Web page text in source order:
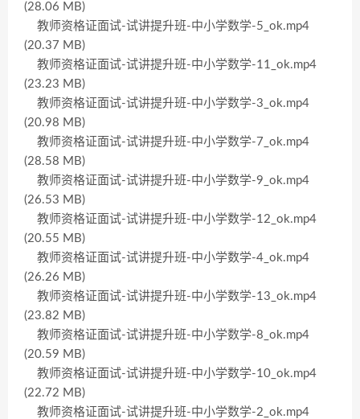
(28.06 MB)
教师资格证面试-试讲提升班-中小学数学-5_ok.mp4
(20.37 MB)
教师资格证面试-试讲提升班-中小学数学-11_ok.mp4
(23.23 MB)
教师资格证面试-试讲提升班-中小学数学-3_ok.mp4
(20.98 MB)
教师资格证面试-试讲提升班-中小学数学-7_ok.mp4
(28.58 MB)
教师资格证面试-试讲提升班-中小学数学-9_ok.mp4
(26.53 MB)
教师资格证面试-试讲提升班-中小学数学-12_ok.mp4
(20.55 MB)
教师资格证面试-试讲提升班-中小学数学-4_ok.mp4
(26.26 MB)
教师资格证面试-试讲提升班-中小学数学-13_ok.mp4
(23.82 MB)
教师资格证面试-试讲提升班-中小学数学-8_ok.mp4
(20.59 MB)
教师资格证面试-试讲提升班-中小学数学-10_ok.mp4
(22.72 MB)
教师资格证面试-试讲提升班-中小学数学-2_ok.mp4